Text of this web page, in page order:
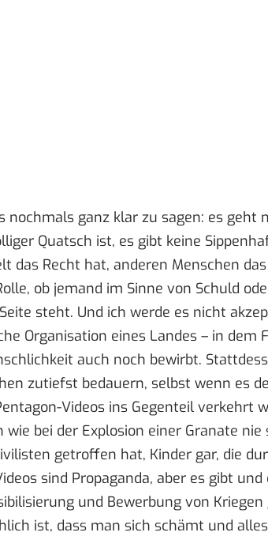
nochmals ganz klar zu sagen: es geht
Quatsch ist, es gibt keine
das Recht hat, anderen Menschen
ob jemand im Sinne von Schuld
steht. Und ich werde es nicht
Organisation eines Landes – in dem
auch noch bewirbt.
zutiefst bedauern, selbst wenn es
Videos ins Gegenteil verkehrt
wie bei der Explosion einer Granate
getroffen hat, Kinder gar, die
sind Propaganda, aber es gibt
und Bewerbung von
ist, dass man sich schämt und